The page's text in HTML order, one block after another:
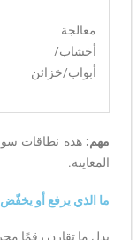
معالجة
أخشاب/
أبواب/خزائن
مهم: هذه نطاقات
المعاينة.
ما الذي يرفع أو
بدل ما تقارن رقمًا